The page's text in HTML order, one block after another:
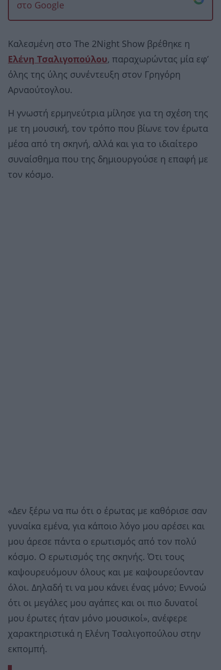
στο Google
Καλεσμένη στο The 2Night Show βρέθηκε η
Ελένη Τσαλιγοπούλου, παραχωρώντας μία εφ’
όλης της ύλης συνέντευξη στον Γρηγόρη
Αρναούτογλου.
Η γνωστή ερμηνεύτρια μίλησε για τη σχέση της
με τη μουσική, τον τρόπο που βίωνε τον έρωτα
μέσα από τη σκηνή, αλλά και για το ιδιαίτερο
συναίσθημα που της δημιουργούσε η επαφή με
τον κόσμο.
«Δεν ξέρω να πω ότι ο έρωτας με καθόρισε σαν
γυναίκα εμένα, για κάποιο λόγο μου αρέσει και
μου άρεσε πάντα ο ερωτισμός από τον πολύ
κόσμο. Ο ερωτισμός της σκηνής. Ότι τους
καψουρευόμουν όλους και με καψουρεύονταν
όλοι. Δηλαδή τι να μου κάνει ένας μόνο; Εννοώ
ότι οι μεγάλες μου αγάπες και οι πιο δυνατοί
μου έρωτες ήταν μόνο μουσικοί», ανέφερε
χαρακτηριστικά η Ελένη Τσαλιγοπούλου στην
εκπομπή.